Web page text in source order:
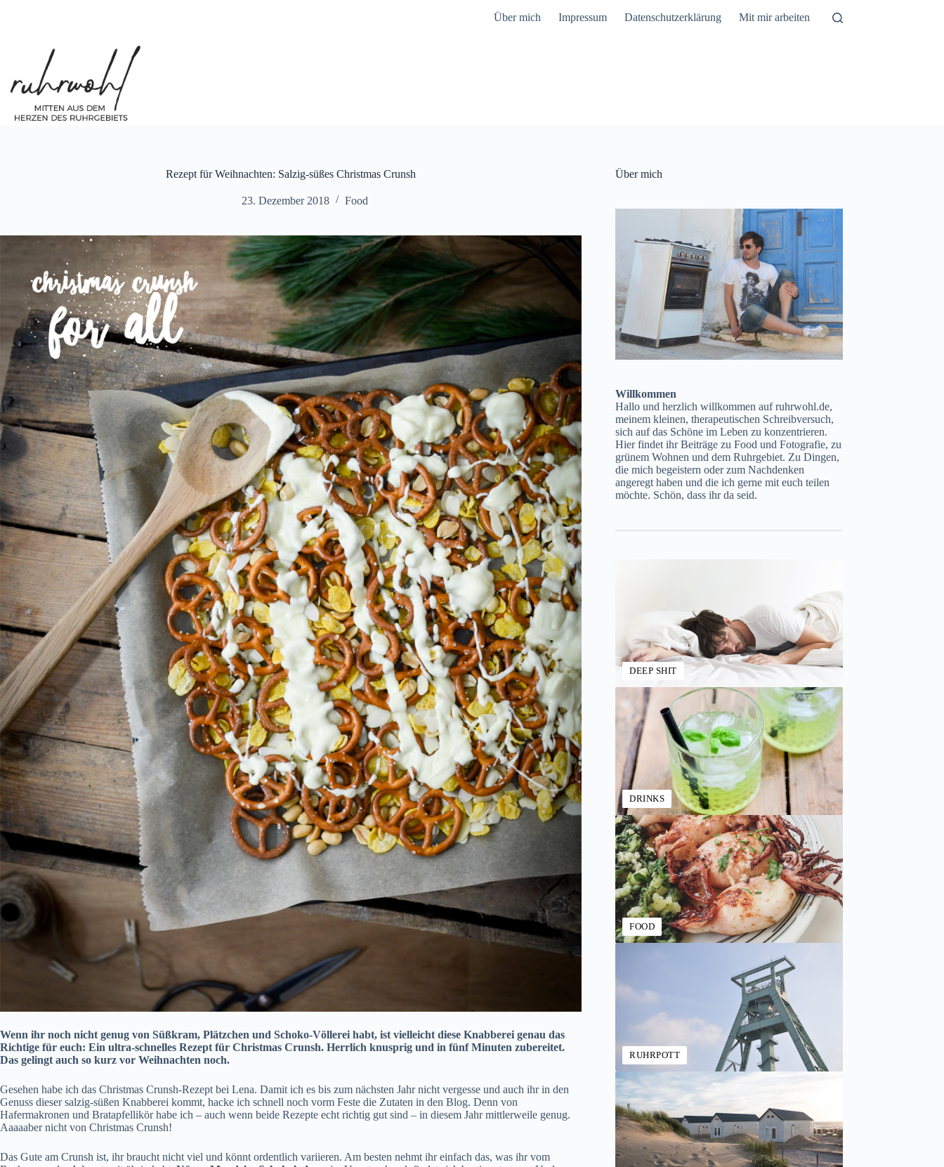
Über mich Impressum Datenschutzerklärung Mit mir arbeiten
Rezept für Weihnachten: Salzig-süßes Christmas Crunsh
23. Dezember 2018 Food
Wenn ihr noch nicht genug von Süßkram, Plätzchen und Schoko-Völlerei habt, ist vielleicht diese Knabberei genau das
Richtige für euch: Ein ultra-schnelles Rezept für Christmas Crunsh. Herrlich knusprig und in fünf Minuten zubereitet.
Das gelingt auch so kurz vor Weihnachten noch.
Gesehen habe ich das Christmas Crunsh-Rezept bei Lena. Damit ich es bis zum nächsten Jahr nicht vergesse und auch ihr in den
Genuss dieser salzig-süßen Knabberei kommt, hacke ich schnell noch vorm Feste die Zutaten in den Blog. Denn von
Hafermakronen und Bratapfellikörhabe ich – auch wenn beide Rezepte echt richtig gut sind – in diesem Jahr mittlerweile genug.
Aaaaaber nicht von Christmas Crunsh!
Das Gute am Crunsh ist, ihr braucht nicht viel und könnt ordentlich variieren. Am besten nehmt ihr einfach das, was ihr vom
Über mich
Willkommen
Hallo und herzlich willkommen auf ruhrwohl.de,
meinem kleinen, therapeutischen Schreibversuch,
sich auf das Schöne im Leben zu konzentrieren.
Hier findet ihr Beiträge zu Food und Fotografie, zu
grünem Wohnen und dem Ruhrgebiet. Zu Dingen,
die mich begeistern oder zum Nachdenken
angeregt haben und die ich gerne mit euch teilen
möchte. Schön, dass ihr da seid.
DEEP SHIT
DRINKS
FOOD
RUHRPOTT